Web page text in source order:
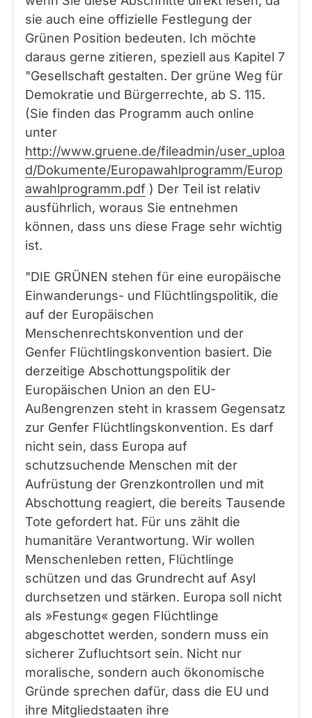
sie auch eine offizielle Festlegung der
Grünen Position bedeuten. Ich möchte
daraus gerne zitieren, speziell aus Kapitel 7
"Gesellschaft gestalten. Der grüne Weg für
Demokratie und Bürgerrechte, ab S. 115.
(Sie finden das Programm auch online
unter
http://www.gruene.de/fileadmin/user_uploa
d/Dokumente/Europawahlprogramm/Europ
awahlprogramm.pdf ) Der Teil ist relativ
ausführlich, woraus Sie entnehmen
können, dass uns diese Frage sehr wichtig
ist.
"DIE GRÜNEN stehen für eine europäische
Einwanderungs- und Flüchtlingspolitik, die
auf der Europäischen
Menschenrechtskonvention und der
Genfer Flüchtlingskonvention basiert. Die
derzeitige Abschottungspolitik der
Europäischen Union an den EU-
Außengrenzen steht in krassem Gegensatz
zur Genfer Flüchtlingskonvention. Es darf
nicht sein, dass Europa auf
schutzsuchende Menschen mit der
Aufrüstung der Grenzkontrollen und mit
Abschottung reagiert, die bereits Tausende
Tote gefordert hat. Für uns zählt die
humanitäre Verantwortung. Wir wollen
Menschenleben retten, Flüchtlinge
schützen und das Grundrecht auf Asyl
durchsetzen und stärken. Europa soll nicht
als »Festung« gegen Flüchtlinge
abgeschottet werden, sondern muss ein
sicherer Zufluchtsort sein. Nicht nur
moralische, sondern auch ökonomische
Gründe sprechen dafür, dass die EU und
ihre Mitgliedstaaten ihre